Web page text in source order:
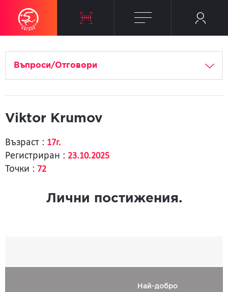
Въпроси/Отговори
Viktor Krumov
Възраст : 17г.
Регистриран : 23.10.2025
Точки : 72
Лични постижения.
Най-добро